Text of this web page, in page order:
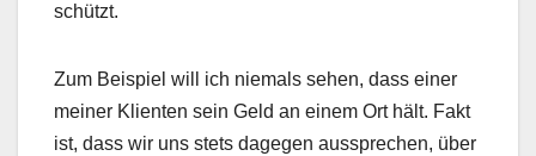
schützt.
Zum Beispiel will ich niemals sehen, dass einer
meiner Klienten sein Geld an einem Ort hält. Fakt
ist, dass wir uns stets dagegen aussprechen, über